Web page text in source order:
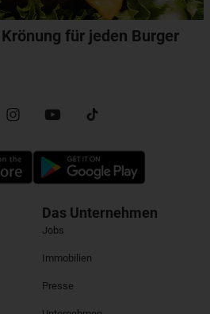
für jeden Burger
Das Unternehmen
Jobs
Immobilien
Presse